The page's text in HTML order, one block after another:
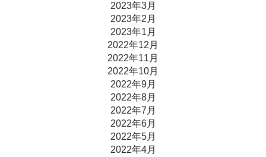
2023年3月
2023年2月
2023年1月
2022年12月
2022年11月
2022年10月
2022年9月
2022年8月
2022年7月
2022年6月
2022年5月
2022年4月